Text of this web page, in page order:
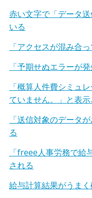
赤い文字で「データ
いる
「アクセスが混み合
「予期せぬエラーが
「概算人件費シミュ
ていません。」と表
「送信対象のデータ
る
「freee人事労務で給
される
給与計算結果がうま